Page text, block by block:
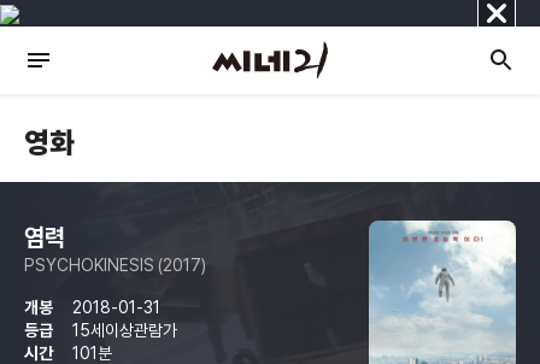
닫
기
영화
염력
PSYCHOKINESIS (2017)
개봉
2018-01-31
등급
15세이상관람가
시간
101분